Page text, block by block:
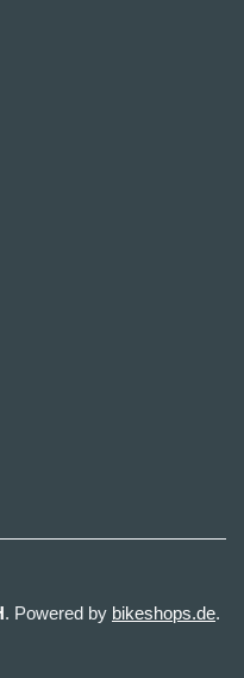
. Powered by bikeshops.de.